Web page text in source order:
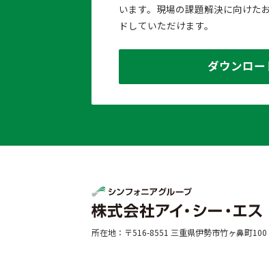
います。現場の課題解決に向けた
ドしていただけます。
ダウンロー
所在地：〒516-8551 三重県伊勢市竹ヶ鼻町100